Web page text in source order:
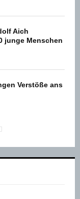
Aich
junge Menschen
Verstöße ans